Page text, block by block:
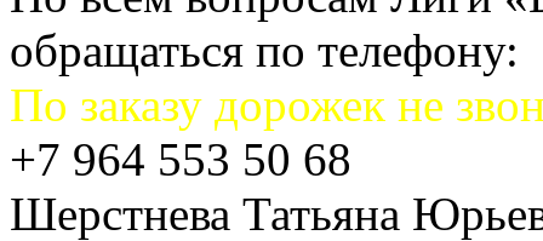
обращаться по телефону:
По заказу дорожек не
+7 964 553 50 68
Шерстнева Татьяна